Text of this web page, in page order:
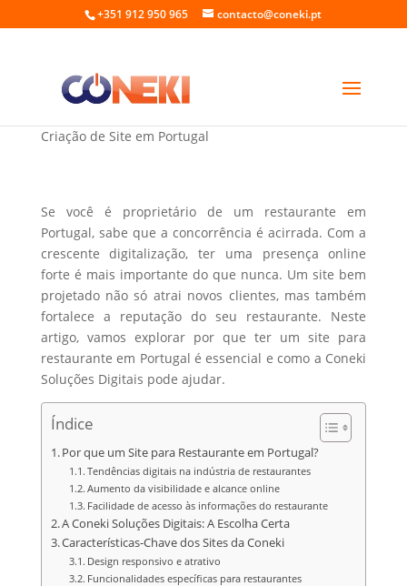
+351 912 950 965 contacto@coneki.pt
Site para Restaurante em Portugal
Criação de Site em Portugal
Se você é proprietário de um restaurante em
Portugal, sabe que a concorrência é acirrada. Com a
crescente digitalização, ter uma presença online
forte é mais importante do que nunca. Um site bem
projetado não só atrai novos clientes, mas também
fortalece a reputação do seu restaurante. Neste
artigo, vamos explorar por que ter um site para
restaurante em Portugal é essencial e como a Coneki
Soluções Digitais pode ajudar.
Índice
Por que um Site para Restaurante em Portugal?
Tendências digitais na indústria de restaurantes
Aumento da visibilidade e alcance online
Facilidade de acesso às informações do restaurante
A Coneki Soluções Digitais: A Escolha Certa
Características-Chave dos Sites da Coneki
Design responsivo e atrativo
Funcionalidades específicas para restaurantes